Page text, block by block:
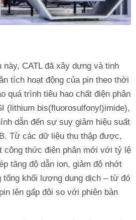
CATL đã xây dựng và tinh
tích hoạt động của pin theo thời
quá trình tiêu hao chất điện phân
(lithium bis(fluorosulfonyl)imide),
dẫn đến sự suy giảm hiệu suất
Từ các dữ liệu thu thập được,
công thức điện phân mới với tỷ lệ
tăng độ dẫn ion, giảm độ nhớt
tổng khối lượng dung dịch – từ đó
lên gấp đôi so với phiên bản